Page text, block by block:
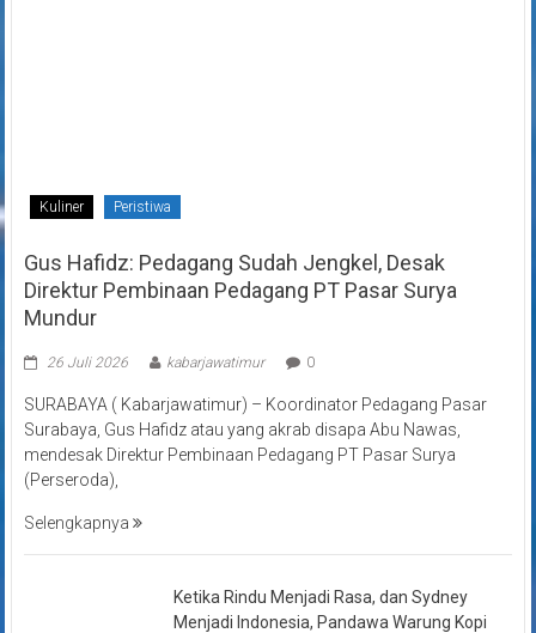
Kuliner Peristiwa
Gus Hafidz: Pedagang Sudah Jengkel, Desak
Direktur Pembinaan Pedagang PT Pasar Surya
Mundur
26 Juli 2026 kabarjawatimur 0
SURABAYA ( Kabarjawatimur) – Koordinator Pedagang Pasar
Surabaya, Gus Hafidz atau yang akrab disapa Abu Nawas,
mendesak Direktur Pembinaan Pedagang PT Pasar Surya
(Perseroda),
Selengkapnya
Ketika Rindu Menjadi Rasa, dan Sydney
Menjadi Indonesia, Pandawa Warung Kopi